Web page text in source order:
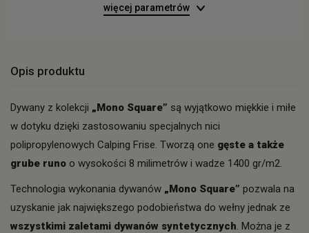
więcej parametrów
Opis produktu
Dywany z kolekcji „Mono Square” są wyjątkowo miękkie i miłe
w dotyku dzięki zastosowaniu specjalnych nici
polipropylenowych Calping Frise. Tworzą one gęste a także
grube runo o wysokości 8 milimetrów i wadze 1400 gr/m2.
Technologia wykonania dywanów „Mono Square” pozwala na
uzyskanie jak największego podobieństwa do wełny jednak ze
wszystkimi zaletami dywanów syntetycznych. Można je z